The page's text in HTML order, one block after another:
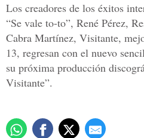
Los creadores de los éxitos
“Se vale to-to”, René Pérez,
Cabra Martínez, Visitante,
13, regresan con el nuevo
su próxima producción
Visitante”.